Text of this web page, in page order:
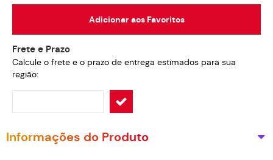
Adicionar aos Favoritos
Frete e Prazo
Calcule o frete e o prazo de entrega estimados para sua
região:
Informações do Produto